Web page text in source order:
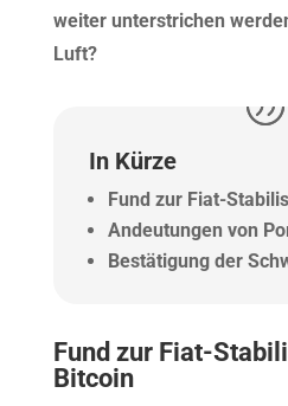
weiter unterstrichen
Luft?
In Kürze
Fund zur Fiat-
Andeutungen von
Bestätigung der
Fund zur Fiat-
Bitcoin